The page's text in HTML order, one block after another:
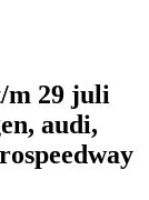
m 29 juli
audi,